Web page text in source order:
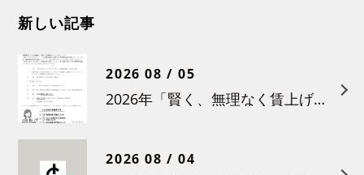
新しい記事
2026 08 / 05
2026年「賢く、無理なく賃上げを！小さな職場のための労務管理セミナー」の開催について
2026 08 / 04